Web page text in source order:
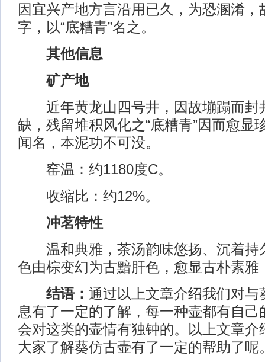
因宜兴产地方言沿用已久，为恐溷淆，
字，以“底糟青”名之。
其他信息
矿产地
近年黄龙山四号井，因故塴蹋而封
缺，残留堆积风化之“底糟青”因而愈显
闻名，本泥功不可没。
窑温：约1180度C。
收缩比：约12%。
冲茗特性
温和典雅，茶汤韵味悠扬、沉着持
色由棕变幻为古黯肝色，愈显古朴素雅
结语： 通过以上文章介绍我们对与
息有了一定的了解，每一种壶都有自己
会对这类的壶情有独钟的。以上文章介
大家了解葵仿古壶有了一定的帮助了呢